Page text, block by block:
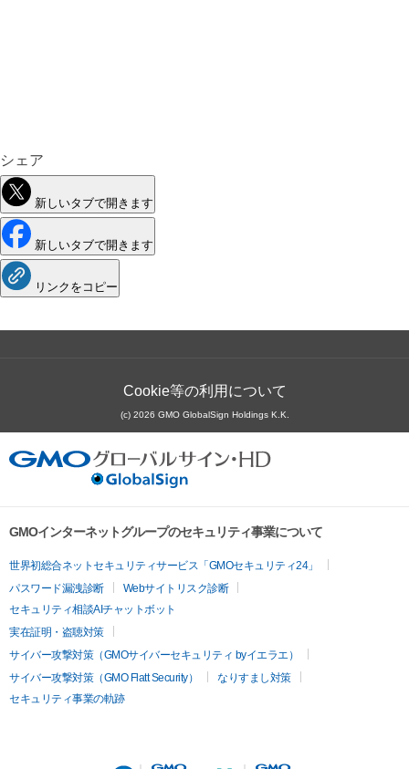
シェア
新しいタブで開きます
新しいタブで開きます
リンクをコピー
Cookie等の利用について
(c) 2026 GMO GlobalSign Holdings K.K.
GMOインターネットグループのセキュリティ事業について
世界初総合ネットセキュリティサービス「GMOセキュリティ24」
パスワード漏洩診断
Webサイトリスク診断
セキュリティ相談AIチャットボット
実在証明・盗聴対策
サイバー攻撃対策（GMOサイバーセキュリティ byイエラエ）
サイバー攻撃対策（GMO Flatt Security）
なりすまし対策
セキュリティ事業の軌跡